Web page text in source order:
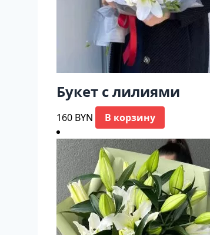
Букет с лилиями
160 BYN В корзину